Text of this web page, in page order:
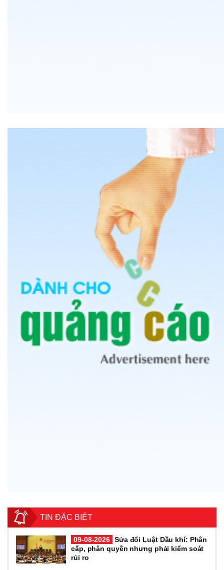
TIN ĐẶC BIỆT
09-08-2026 Sửa đổi Luật Dầu khí: Phân
cấp, phân quyền nhưng phải kiểm soát
rủi ro